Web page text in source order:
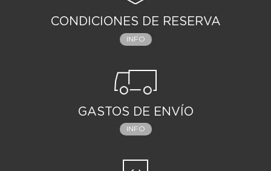
CONDICIONES DE RESERVA
INFO
GASTOS DE ENVÍO
INFO